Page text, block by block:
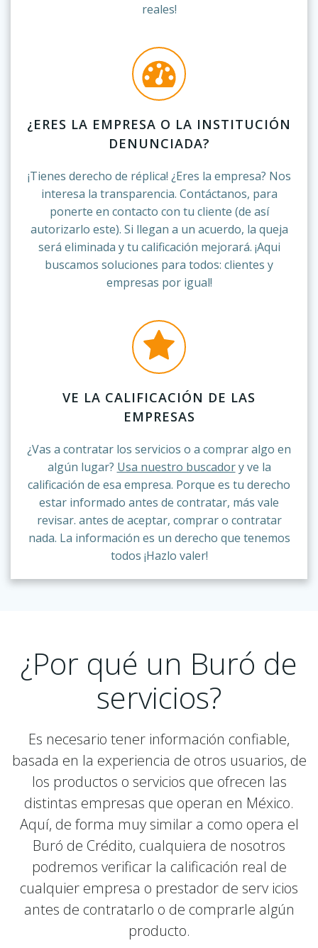
reales!
¿ERES LA EMPRESA O LA INSTITUCIÓN
DENUNCIADA?
¡Tienes derecho de réplica! ¿Eres la empresa? Nos
interesa la transparencia. Contáctanos, para
ponerte en contacto con tu cliente (de así
autorizarlo este). Si llegan a un acuerdo, la queja
será eliminada y tu calificación mejorará. ¡Aqui
buscamos soluciones para todos: clientes y
empresas por igual!
VE LA CALIFICACIÓN DE LAS
EMPRESAS
¿Vas a contratar los servicios o a comprar algo en
algún lugar? Usa nuestro buscadory ve la
calificación de esa empresa. Porque es tu derecho
estar informado antes de contratar, más vale
revisar. antes de aceptar, comprar o contratar
nada. La información es un derecho que tenemos
todos ¡Hazlo valer!
¿Por qué un Buró de
servicios?
Es necesario tener información confiable,
basada en la experiencia de otros usuarios, de
los productos o servicios que ofrecen las
distintas empresas que operan en México.
Aquí, de forma muy similar a como opera el
Buró de Crédito, cualquiera de nosotros
podremos verificar la calificación real de
cualquier empresa o prestador de serv icios
antes de contratarlo o de comprarle algún
producto.